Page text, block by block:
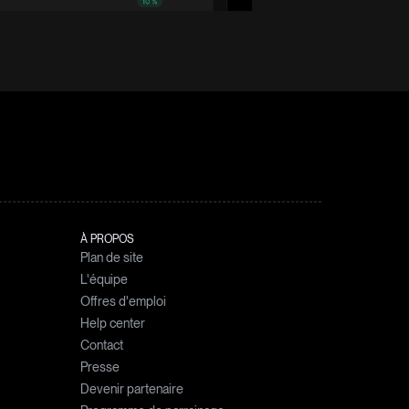
À PROPOS
Plan de site
L'équipe
Offres d'emploi
Help center
Contact
Presse
Devenir partenaire